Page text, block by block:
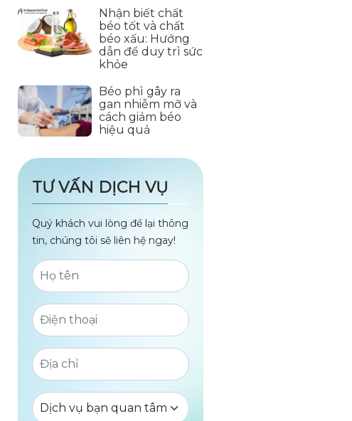
Nhận biết chất
béo tốt và chất
béo xấu: Hướng
dẫn để duy trì sức
khỏe
Béo phì gây ra
gan nhiễm mỡ và
cách giảm béo
hiệu quả
TƯ VẤN DỊCH VỤ
Quý khách vui lòng để lại thông
tin, chúng tôi sẽ liên hệ ngay!